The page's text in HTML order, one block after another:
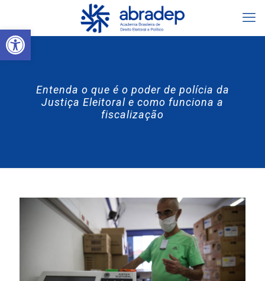
Abrir a barra de ferramentas
Entenda o que é o poder de polícia da
Justiça Eleitoral e como funciona a
fiscalização